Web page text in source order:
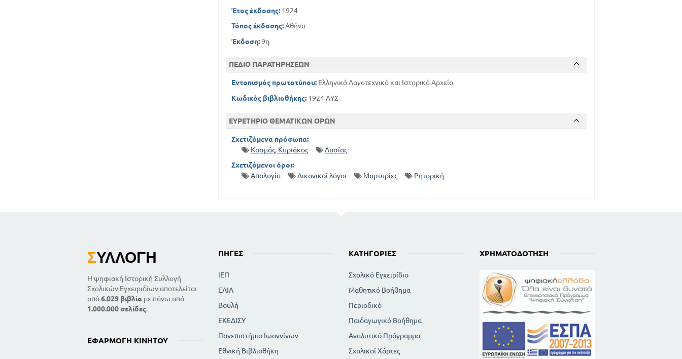
Έτος έκδοσης:1924
Τόπος έκδοσης:Αθήνα
Έκδοση:9η
ΠΕΔΙΟ ΠΑΡΑΤΗΡΗΣΕΩΝ
Εντοπισμός πρωτοτύπου:Ελληνικό Λογοτεχνικό και Ιστορικό Αρχείο
Κωδικός βιβλιοθήκης:1924 ΛΥΣ
ΕΥΡΕΤΗΡΙΟ ΘΕΜΑΤΙΚΩΝ ΟΡΩΝ
Σχετιζόμενα πρόσωπα:
Κοσμάς, Κυριάκος
Λυσίας
Σχετιζόμενοι όροι:
Απολογία
Δικανικοί λόγοι Μαρτυρίες Ρητορική
ΣΥΛΛΟΓΉ
Η ψηφιακή Ιστορική Συλλογή
Σχολικών Εγχειριδίων αποτελείται
από6.029 βιβλία με πάνω από
1.000.000 σελίδες.
ΕΦΑΡΜΟΓΉ ΚΙΝΗΤΟΎ
ΠΗΓΈΣ
ΙΕΠ
ΕΛΙΑ
Βουλή
ΕΚΕΔΙΣΥ
Πανεπιστήμιο Ιωαννίνων
Εθνική Βιβλιοθήκη
ΚΑΤΗΓΟΡΊΕΣ
Σχολικό Εγχειρίδιο
Μαθητικό Βοήθημα
Περιοδικό
Παιδαγωγικό Βοήθημα
Αναλυτικό Πρόγραμμα
Σχολικοί Χάρτες
ΧΡΗΜΑΤΟΔΌΤΗΣΗ